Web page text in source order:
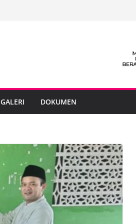
GALERI DOKUMEN